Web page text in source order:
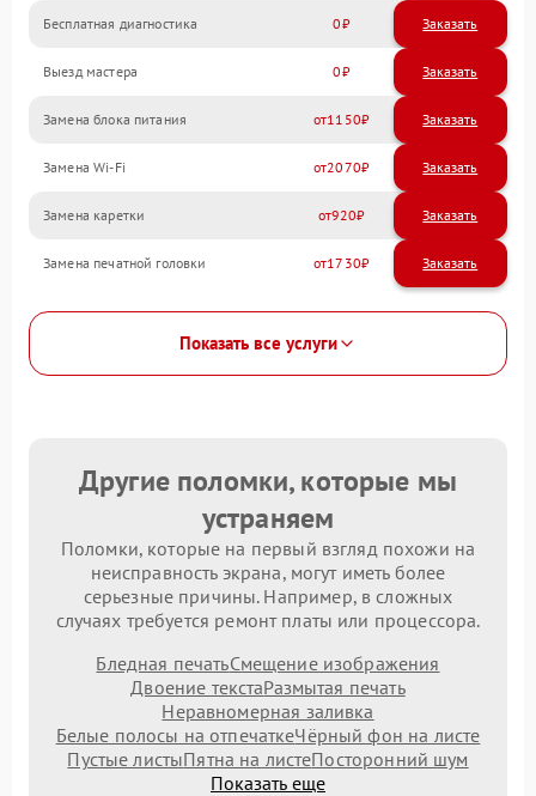
Бесплатная диагностика 0 Заказать
Выезд мастера 0 Заказать
Замена блока питания 1150
Замена Wi-Fi 2070
Замена каретки 920
Замена печатной головки 1730
Показать все услуги
Другие поломки, которые мы
устраняем
Поломки, которые на первый взгляд похожи на
неисправность экрана, могут иметь более
серьезные причины. Например, в сложных
случаях требуется ремонт платы или процессора.
Бледная печатьСмещение изображения
Двоение текстаРазмытая печать
Неравномерная заливка
Белые полосы на отпечаткеЧёрный фон на листе
Пустые листыПятна на листеПосторонний шум
Показать еще